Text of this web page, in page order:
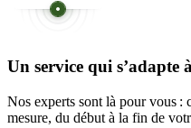
Un service qui s’adapte
Nos experts sont là pour vous :
mesure, du début à la fin de